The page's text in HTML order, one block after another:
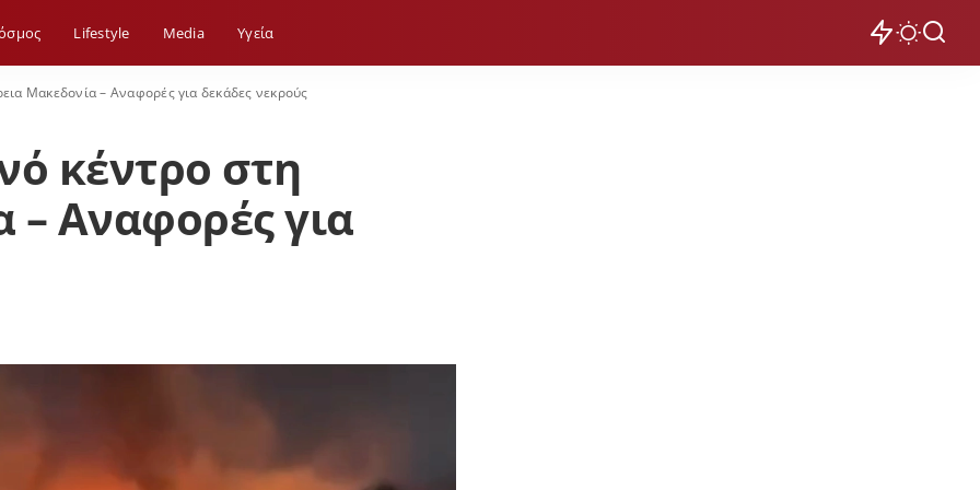
Lifestyle Media Yγεία
Μακεδονία – Αναφορές για δεκάδες νεκρούς
κέντρο στη
– Αναφορές για